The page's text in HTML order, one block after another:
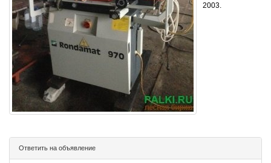
2003.
Ответить на объявление